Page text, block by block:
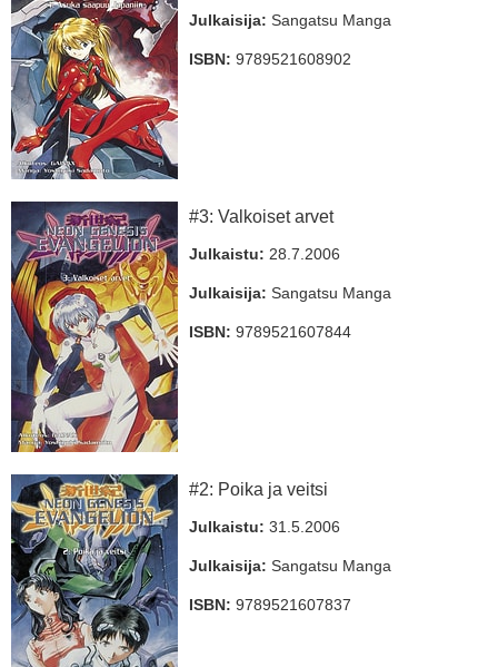
Julkaisija: Sangatsu Manga
ISBN: 9789521608902
#3: Valkoiset arvet
Julkaistu: 28.7.2006
Julkaisija: Sangatsu Manga
ISBN: 9789521607844
#2: Poika ja veitsi
Julkaistu: 31.5.2006
Julkaisija: Sangatsu Manga
ISBN: 9789521607837